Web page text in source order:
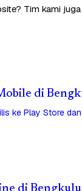
Tim kami
di
ke Play Store